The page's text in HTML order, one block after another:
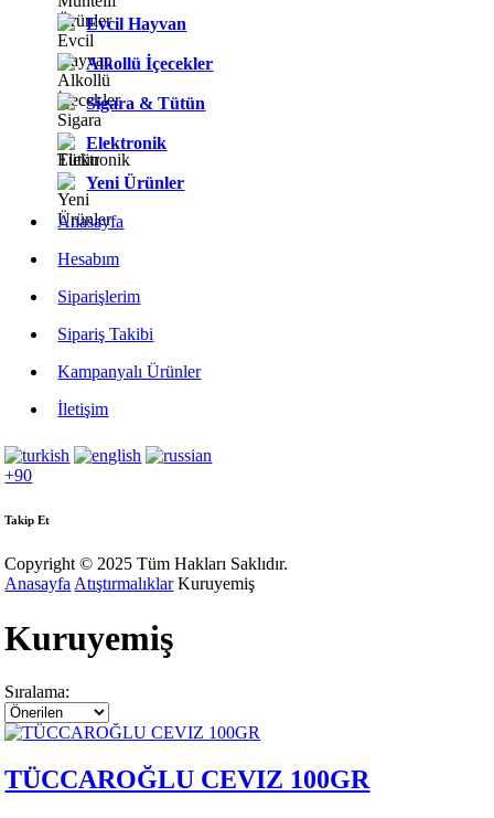
Evcil Hayvan
Alkollü İçecekler
Sigara & Tütün
Elektronik
Yeni Ürünler
Anasayfa
Hesabım
Siparişlerim
Sipariş Takibi
Kampanyalı Ürünler
İletişim
+90
Takip Et
Copyright © 2025 Tüm Hakları Saklıdır.
Anasayfa Atıştırmalıklar Kuruyemiş
Kuruyemiş
Sıralama:
TÜCCAROĞLU CEVIZ 100GR